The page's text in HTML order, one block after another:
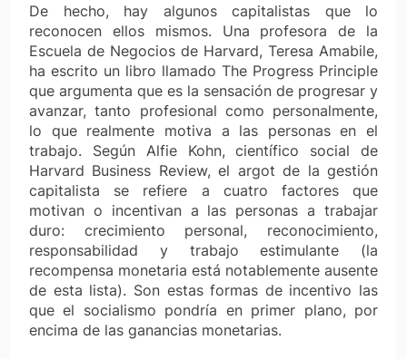
De hecho, hay algunos capitalistas que lo
reconocen ellos mismos. Una profesora de la
Escuela de Negocios de Harvard, Teresa Amabile,
ha escrito un libro llamado The Progress Principle
que argumenta que es la sensación de progresar y
avanzar, tanto profesional como personalmente,
lo que realmente motiva a las personas en el
trabajo. Según Alfie Kohn, científico social de
Harvard Business Review, el argot de la gestión
capitalista se refiere a cuatro factores que
motivan o incentivan a las personas a trabajar
duro: crecimiento personal, reconocimiento,
responsabilidad y trabajo estimulante (la
recompensa monetaria está notablemente ausente
de esta lista). Son estas formas de incentivo las
que el socialismo pondría en primer plano, por
encima de las ganancias monetarias.